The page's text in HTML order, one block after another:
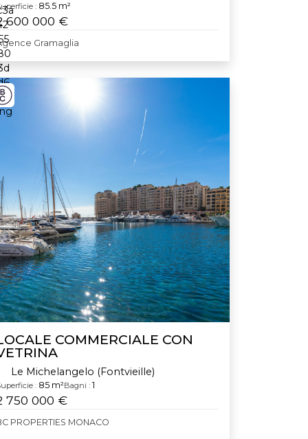
: 85.5 m²
600 000 €
Gramaglia
COMMERCIALE CON
Le Michelangelo (Fontvieille)
: 85 m²Bagni : 1
750 000 €
PROPERTIES MONACO